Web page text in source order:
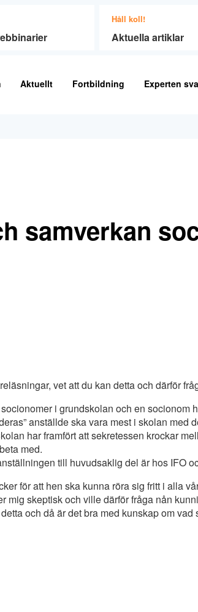
Håll koll!
Aktuella artiklar
Aktuellt Fortbildning Experten
samverkan
vet att du kan detta och därför
i grundskolan och en socionom
anställde ska vara mest i skolan med
har framfört att sekretessen krockar
med.
till huvudsaklig del är hos IFO
för att hen ska kunna röra sig fritt i alla
mig skeptisk och ville därför fråga nån
och då är det bra med kunskap om vad